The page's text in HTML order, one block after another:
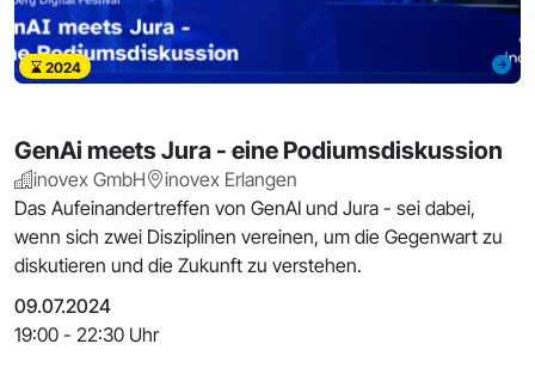
2024
GenAi meets Jura - eine Podiumsdiskussion
inovex GmbH
inovex Erlangen
Das Aufeinandertreffen von GenAI und Jura - sei dabei,
wenn sich zwei Disziplinen vereinen, um die Gegenwart zu
diskutieren und die Zukunft zu verstehen.
09.07.2024
19:00 - 22:30 Uhr